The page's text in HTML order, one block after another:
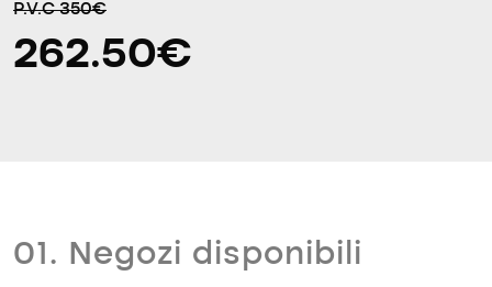
P.V.C 350€
262.50€
01. Negozi disponibili